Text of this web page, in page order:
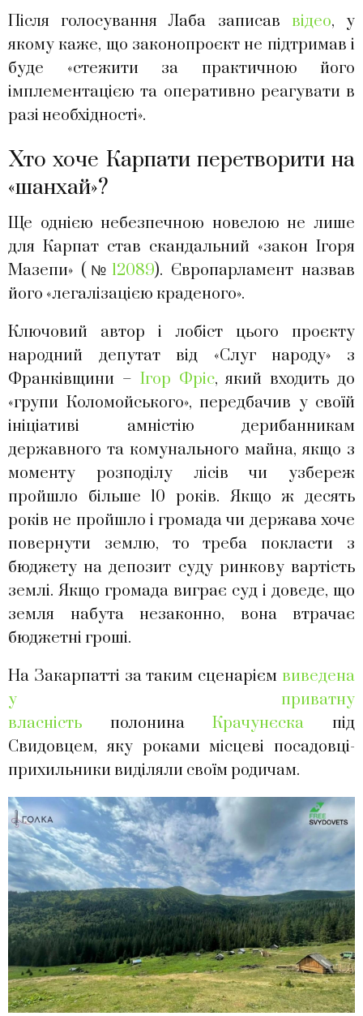
Після голосування Лаба записав відео, у
якому каже, що законопроєкт не підтримав і
буде «стежити за практичною його
імплементацією та оперативно реагувати в
разі необхідності».
Хто хоче Карпати перетворити на
«шанхай»?
Ще однією небезпечною новелою не лише
для Карпат став скандальний «закон Ігоря
Мазепи» (№ 12089). Європарламент назвав
його «легалізацією краденого».
Ключовий автор і лобіст цього проєкту
народний депутат від «Слуг народу» з
Франківщини – Ігор Фріс, який входить до
«групи Коломойського», передбачив у своїй
ініціативі амністію дерибанникам
державного та комунального майна, якщо з
моменту розподілу лісів чи узбереж
пройшло більше 10 років. Якщо ж десять
років не пройшло і громада чи держава хоче
повернути землю, то треба покласти з
бюджету на депозит суду ринкову вартість
землі. Якщо громада виграє суд і доведе, що
земля набута незаконно, вона втрачає
бюджетні гроші.
На Закарпатті за таким сценарієм виведена
у приватну
власність полонинаКрачунєска під
Свидовцем, яку роками місцеві посадовці-
прихильники виділяли своїм родичам.